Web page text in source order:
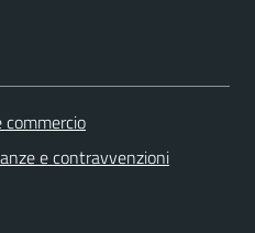
commercio
e contravvenzioni